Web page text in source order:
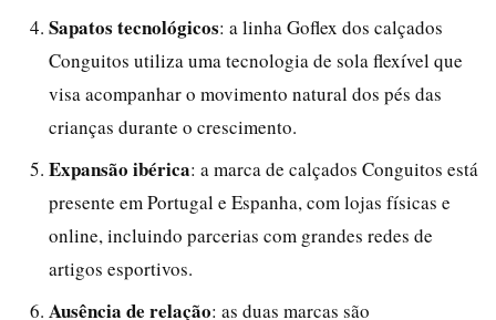
Sapatos tecnológicos: a linha Goflex dos calçados
Conguitos utiliza uma tecnologia de sola flexível que
visa acompanhar o movimento natural dos pés das
crianças durante o crescimento.
Expansão ibérica: a marca de calçados Conguitos está
presente em Portugal e Espanha, com lojas físicas e
online, incluindo parcerias com grandes redes de
artigos esportivos.
Ausência de relação: as duas marcas são